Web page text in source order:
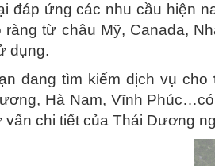
đáp ứng các nhu cầu hiện
ràng từ châu Mỹ, Canada,
dụng.
đang tìm kiếm dịch vụ cho
Hà Nam, Vĩnh
vấn chi tiết của Thái Dương